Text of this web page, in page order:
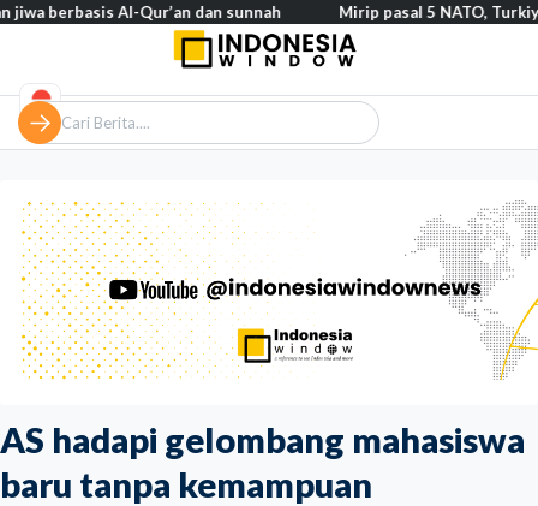
AS hadapi gelombang mahasiswa
baru tanpa kemampuan
Al-Qur’an dan sunnah Mirip pasal 5 NATO, Turkiye